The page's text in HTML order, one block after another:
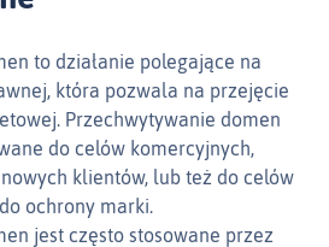
to działanie polegające na
która pozwala na przejęcie
Przechwytywanie domen
do celów komercyjnych,
klientów, lub też do celów
ochrony marki.
jest często stosowane przez